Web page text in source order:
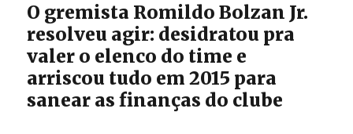
O gremista Romildo Bolzan Jr.
resolveu agir: desidratou pra
valer o elenco do time e
arriscou tudo em 2015 para
sanear as finanças do clube